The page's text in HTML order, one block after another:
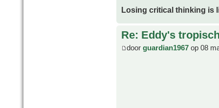
Losing critical thinking is
Re: Eddy's
door guardian1967 op 08